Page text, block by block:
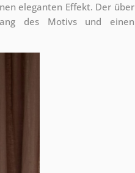
eleganten Effekt. Der über
des Motivs und einen